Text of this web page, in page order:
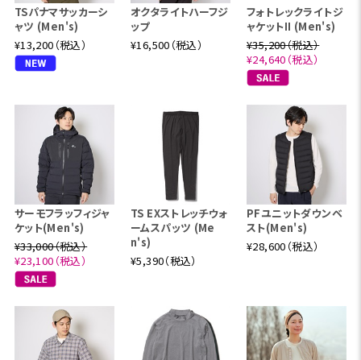
TSパナマサッカーシ
ャツ (Men's)
¥13,200（税込）
オクタライトハーフジ
ップ
¥16,500（税込）
フォトレックライトジ
ャケットII (Men's)
¥35,200（税込）
¥24,640（税込）
サーモフラッフィジャ
ケット(Men's)
¥33,000（税込）
¥23,100（税込）
TS EXストレッチウォ
ームスパッツ (Me
n's)
¥5,390（税込）
PFユニットダウンベ
スト(Men's)
¥28,600（税込）